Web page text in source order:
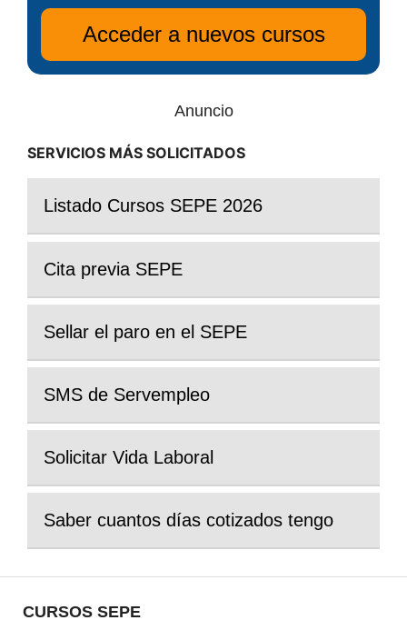
Anuncio
SERVICIOS MÁS SOLICITADOS
Listado Cursos SEPE 2026
Cita previa SEPE
Sellar el paro en el SEPE
SMS de Servempleo
Solicitar Vida Laboral
Saber cuantos días cotizados tengo
CURSOS SEPE